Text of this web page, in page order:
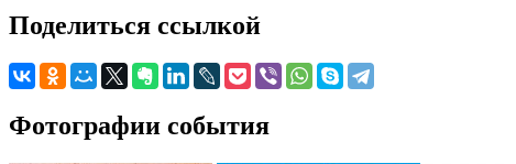
Поделиться ссылкой
Фотографии события